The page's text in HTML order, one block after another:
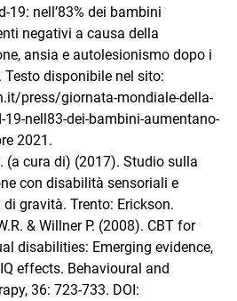
19: nell’83% dei bambini
negativi a causa della
ansia e autolesionismo dopo i
disponibile nel sito:
press/giornata-mondiale-della-
19-nell83-dei-bambini-aumentano-
2021.
(a cura di) (2017). Studio sulla
con disabilità sensoriali e
gravità. Trento: Erickson.
& Willner P. (2008). CBT for
disabilities: Emerging evidence,
effects. Behavioural and
36: 723-733. DOI: